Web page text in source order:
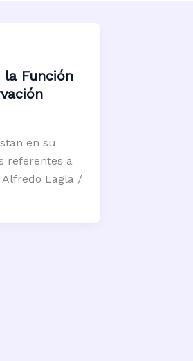
la Función
en su
referentes a
Alfredo Lagla /